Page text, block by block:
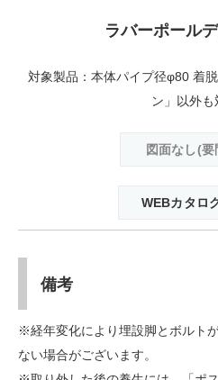
ラバーポール
対象製品：本体パイプ径φ80 着
ン」以外も
図面なし(要
WEBカタロ
備考
※経年変化により埋設脚とボルト
ない場合がございます。